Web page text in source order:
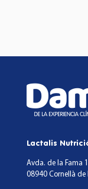
Lactalis
Avda. de la Fama
08940 Cornellà de